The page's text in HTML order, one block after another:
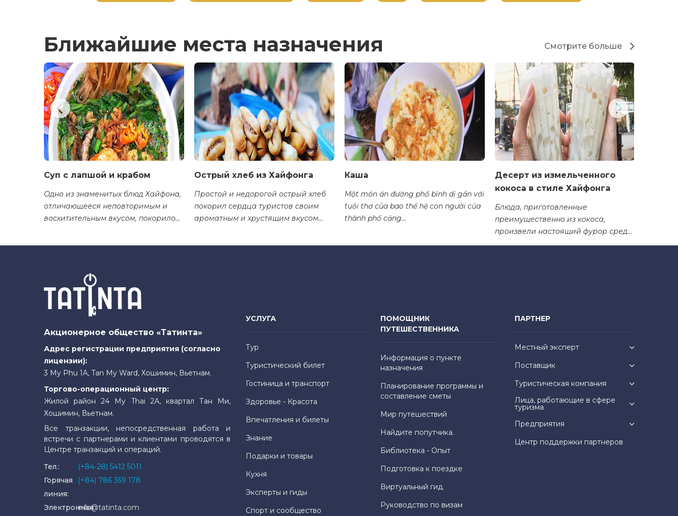
Ближайшие места назначения Смотрите больше
Суп с лапшой и крабом
Одно из знаменитых блюд Хайфона,
отличающееся неповторимым и
восхитительным вкусом, покорило
Острый хлеб из Хайфонга
Простой и недорогой острый хлеб
покорил сердца туристов своим
ароматным и хрустящим вкусом...
Каша
Một món ăn đường phố bình dị gắn với
tuổi thơ của bao thế hệ con người của
thành phố cảng...
Десерт из измельченного
кокоса в стиле Хайфонга
Блюда, приготовленные
преимущественно из кокоса,
произвели настоящий фурор среди
молодежи, когда впервые
Акционерное общество «Татинта»
Адрес регистрации предприятия (согласно
лицензии):
3 My Phu 1A, Tan My Ward, Хошимин, Вьетнам.
Торгово-операционный центр:
Жилой район 24 My Thai 2A, квартал Тан Ми,
Хошимин, Вьетнам.
Все транзакции, непосредственная работа и
встречи с партнерами и клиентами проводятся в
Центре транзакций и операций.
Тел.:
(+84-28) 5412 5011
Горячая
линия:
(+84) 786 359 178
Электроннаяinfo@tatinta.com
УСЛУГА
Тур
Туристический билет
Гостиница и транспорт
Здоровье - Красота
Впечатления и билеты
Знание
Подарки и товары
Кухня
Эксперты и гиды
Спорт и сообщество
ПОМОЩНИК
ПУТЕШЕСТВЕННИКА
Информация о пункте
назначения
Планирование программы и
составление сметы
Мир путешествий
Найдите попутчика.
Библиотека - Опыт
Подготовка к поездке
Виртуальный гид
Руководство по визам
ПАРТНЕР
Местный эксперт
Поставщик
Туристическая компания
Лица, работающие в сфере
туризма
Предприятия
Центр поддержки партнеров